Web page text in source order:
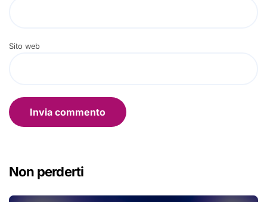
Sito web
Non perderti